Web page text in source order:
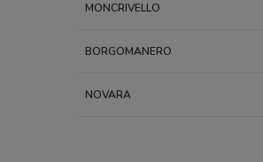
MONCRIVELLO
BORGOMANERO
NOVARA